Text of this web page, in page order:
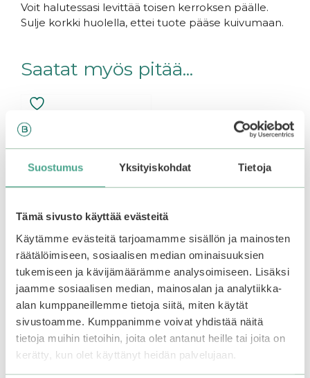
Suostumus Yksityiskohdat Tietoja
Tämä sivusto käyttää evästeitä
Käytämme evästeitä tarjoamamme sisällön ja mainosten
räätälöimiseen, sosiaalisen median ominaisuuksien
tukemiseen ja kävijämäärämme analysoimiseen. Lisäksi
jaamme sosiaalisen median, mainosalan ja analytiikka-
alan kumppaneillemme tietoja siitä, miten käytät
sivustoamme. Kumppanimme voivat yhdistää näitä
tietoja muihin tietoihin, joita olet antanut heille tai joita on
kerätty, kun olet käyttänyt heidän palvelujaan.
Voit halutessasi levittää toisen kerroksen päälle.
Sulje korkki huolella, ettei tuote pääse kuivumaan.
Saatat myös pitää...
Mizon Collagen Curling
Fix Mascara
4.25
10,90€
Varasto loppu.Liity
odotuslistalle tästä, niin
saat ilmoituksen, kun